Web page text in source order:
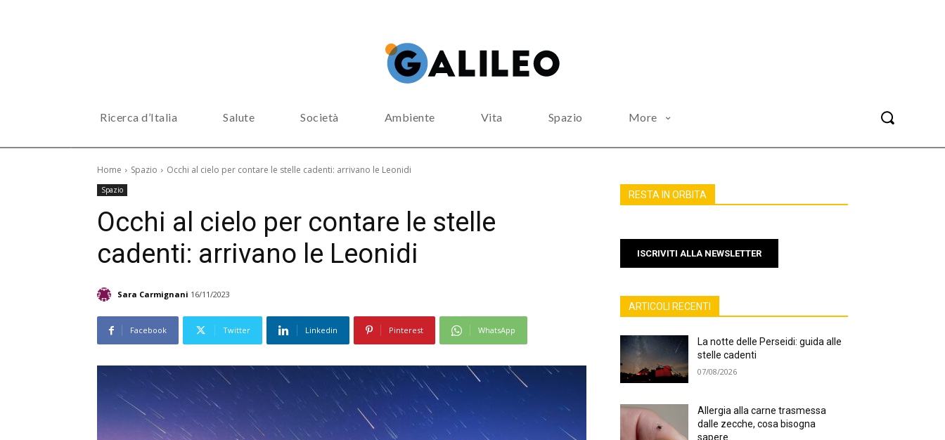
Ricerca d’Italia Salute Società Ambiente Vita Spazio More
Home Spazio Occhi al cielo per contare le stelle cadenti: arrivano le Leonidi
Spazio
Occhi al cielo per contare le stelle
cadenti: arrivano le Leonidi
Sara Carmignani 16/11/2023
Facebook Twitter Linkedin Pinterest WhatsApp
RESTA IN ORBITA
ISCRIVITI ALLA NEWSLETTER
ARTICOLI RECENTI
La notte delle Perseidi: guida alle
stelle cadenti
07/08/2026
Allergia alla carne trasmessa
dalle zecche, cosa bisogna
sapere